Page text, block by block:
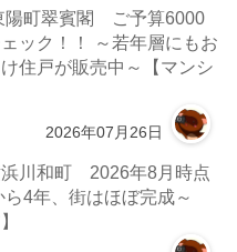
陽町翠賓閣 ご予算6000
ック！！ ～若年層にもお
住戸が販売中～【マンシ
2026年07月26日
川和町 2026年8月時点
4年、街はほぼ完成～